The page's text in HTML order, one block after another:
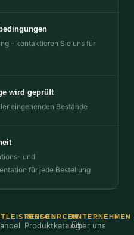
– kontaktieren Sie uns für
wird geprüft
eingehenden Bestände
und
für jede Bestellung
RESSOURCEN
Produktkatalog
UNTERNEHMEN
Über uns